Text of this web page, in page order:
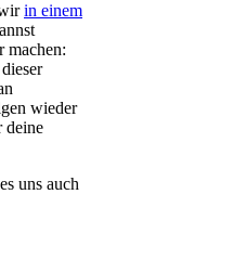
in einem
machen:
wieder
deine
uns auch